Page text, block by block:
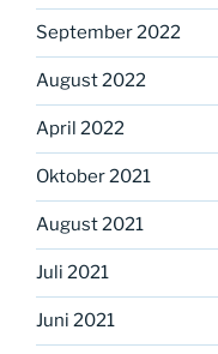
September 2022
August 2022
April 2022
Oktober 2021
August 2021
Juli 2021
Juni 2021